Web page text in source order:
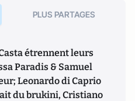
PLUS PARTAGES
étrennent leurs
Paradis & Samuel
Leonardo di Caprio
du brukini, Cristiano